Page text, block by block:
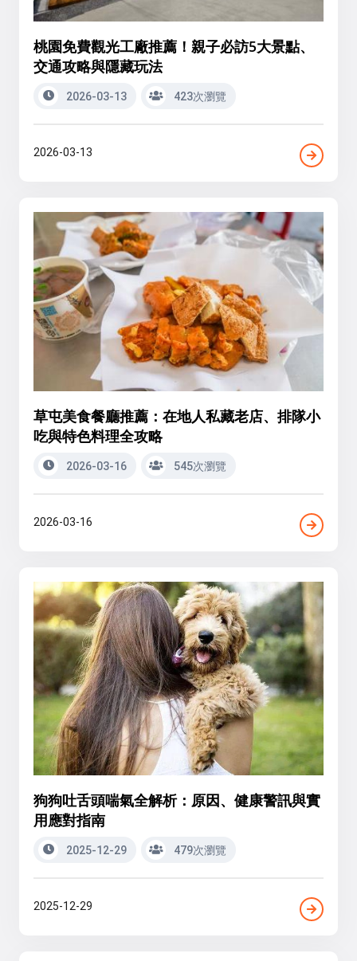
桃園免費觀光工廠推薦！親子必訪5大景點、
交通攻略與隱藏玩法
2026-03-13 423次瀏覽
2026-03-13
草屯美食餐廳推薦：在地人私藏老店、排隊小
吃與特色料理全攻略
2026-03-16 545次瀏覽
2026-03-16
狗狗吐舌頭喘氣全解析：原因、健康警訊與實
用應對指南
2025-12-29 479次瀏覽
2025-12-29